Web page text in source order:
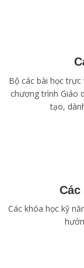
Bộ các bài học
chương trình Giáo
tạo,
Các
Các khóa học kỹ